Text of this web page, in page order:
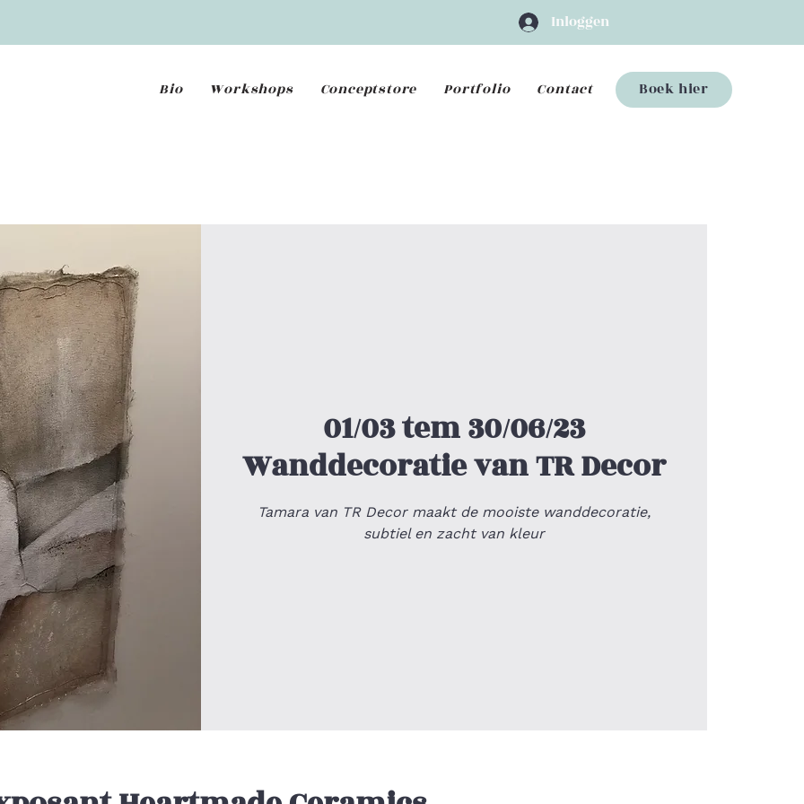
Inloggen
Bio Workshops Conceptstore Portfolio Contact Boek hier
01/03 tem 30/06/23
Wanddecoratie van TR Decor
Tamara van TR Decor maakt de mooiste wanddecoratie,
subtiel en zacht van kleur